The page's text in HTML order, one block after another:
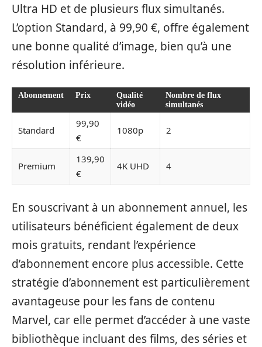
Ultra HD et de plusieurs flux simultanés.
L’option Standard, à 99,90 €, offre également
une bonne qualité d’image, bien qu’à une
résolution inférieure.
Abonnement Prix
Qualité
vidéo
Nombre de flux
simultanés
Standard
99,90
€
1080p 2
Premium
139,90
€
4K UHD 4
En souscrivant à un abonnement annuel, les
utilisateurs bénéficient également de deux
mois gratuits, rendant l’expérience
d’abonnement encore plus accessible. Cette
stratégie d’abonnement est particulièrement
avantageuse pour les fans de contenu
Marvel, car elle permet d’accéder à une vaste
bibliothèque incluant des films, des séries et